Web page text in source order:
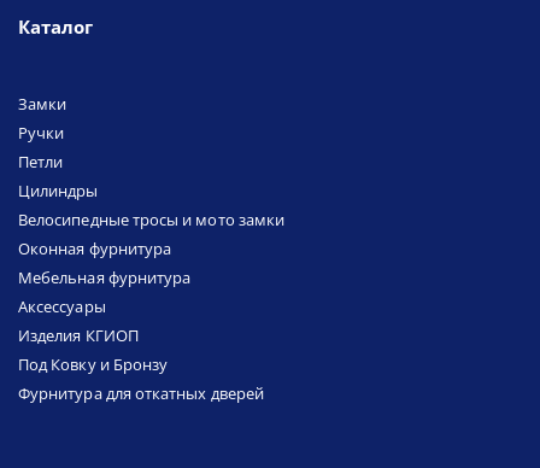
Каталог
Замки
Ручки
Петли
Цилиндры
Велосипедные тросы и мото замки
Оконная фурнитура
Мебельная фурнитура
Аксессуары
Изделия КГИОП
Под Ковку и Бронзу
Фурнитура для откатных дверей